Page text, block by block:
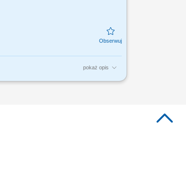
pokaż opis
obsługa Klientów